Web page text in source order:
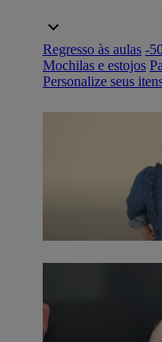
Regresso às aulas -
Mochilas e estojos
Personalize seus